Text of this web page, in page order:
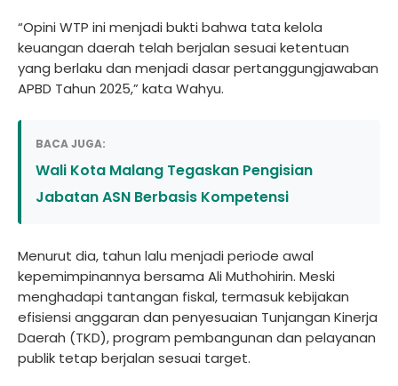
“Opini WTP ini menjadi bukti bahwa tata kelola
keuangan daerah telah berjalan sesuai ketentuan
yang berlaku dan menjadi dasar pertanggungjawaban
APBD Tahun 2025,” kata Wahyu.
BACA JUGA:
Wali Kota Malang Tegaskan Pengisian
Jabatan ASN Berbasis Kompetensi
Menurut dia, tahun lalu menjadi periode awal
kepemimpinannya bersama Ali Muthohirin. Meski
menghadapi tantangan fiskal, termasuk kebijakan
efisiensi anggaran dan penyesuaian Tunjangan Kinerja
Daerah (TKD), program pembangunan dan pelayanan
publik tetap berjalan sesuai target.